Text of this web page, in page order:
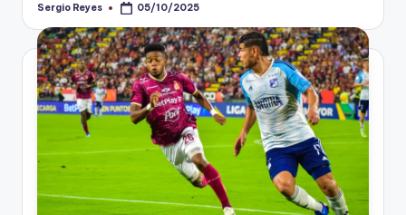
Publicado
Sergio Reyes 05/10/2025